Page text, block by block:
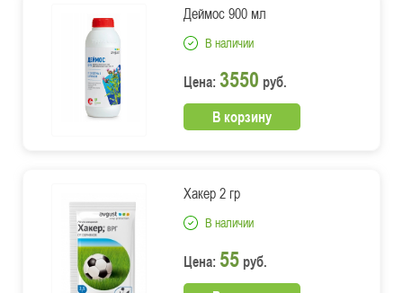
Деймос 900 мл
В наличии
Цена: 3550 руб.
В корзину
Хакер 2 гр
В наличии
Цена: 55 руб.